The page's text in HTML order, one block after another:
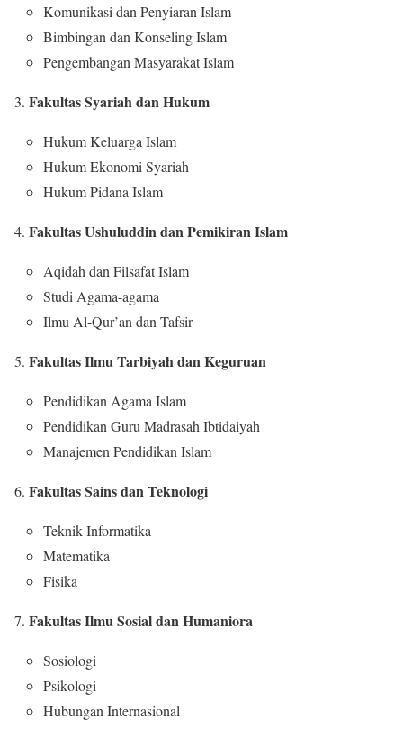
Komunikasi dan Penyiaran Islam
Bimbingan dan Konseling Islam
Pengembangan Masyarakat Islam
Fakultas Syariah dan Hukum
Hukum Keluarga Islam
Hukum Ekonomi Syariah
Hukum Pidana Islam
Fakultas Ushuluddin dan Pemikiran Islam
Aqidah dan Filsafat Islam
Studi Agama-agama
Ilmu Al-Qur’an dan Tafsir
Fakultas Ilmu Tarbiyah dan Keguruan
Pendidikan Agama Islam
Pendidikan Guru Madrasah Ibtidaiyah
Manajemen Pendidikan Islam
Fakultas Sains dan Teknologi
Teknik Informatika
Matematika
Fisika
Fakultas Ilmu Sosial dan Humaniora
Sosiologi
Psikologi
Hubungan Internasional